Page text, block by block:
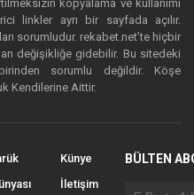
kopyalama ve kullanımı
linkler ayrı bir sayfada açılır.
sorumludur. rekabet.net’te hiçbir
değişikliğe gidebilir. Bu sitedeki
sorumlu değildir. Köşe
Kendilerine Aittir.
Künye
İletişim
BÜLTEN